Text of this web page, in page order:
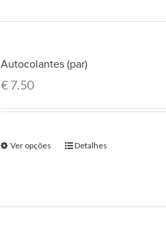
Autocolantes (par)
€7.50
Ver opções Detalhes